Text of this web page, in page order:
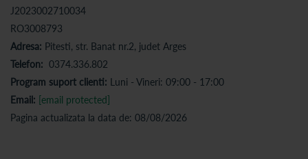
J2023002710034
RO3008793
Adresa: Pitesti, str. Banat nr.2, judet Arges
Telefon: 0374.336.802
Program suport clienti: Luni - Vineri: 09:00 - 17:00
Email: [email protected]
Pagina actualizata la data de: 08/08/2026